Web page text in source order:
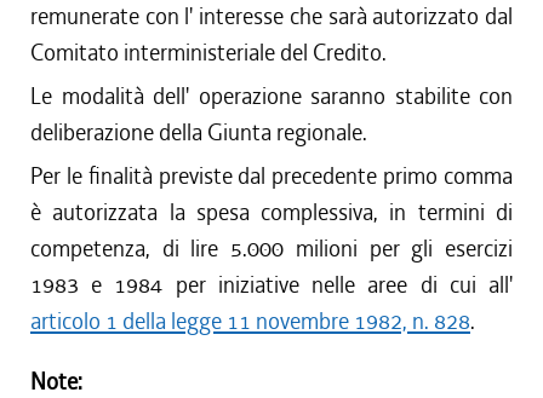
remunerate con l' interesse che sarà autorizzato dal
Comitato interministeriale del Credito.
Le modalità dell' operazione saranno stabilite con
deliberazione della Giunta regionale.
Per le finalità previste dal precedente primo comma
è autorizzata la spesa complessiva, in termini di
competenza, di lire 5.000 milioni per gli esercizi
1983 e 1984 per iniziative nelle aree di cui all'
articolo 1 della legge 11 novembre 1982, n. 828.
Note: